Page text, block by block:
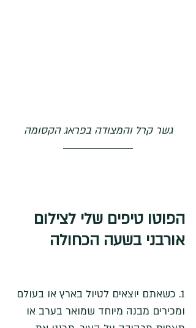
גשר קרל והמצודה בפראג הקסומה
הפוטו טיפים שלי לצילום
אורבני בשעה הכחולה
1. כשאתם יוצאים לטיול בארץ או בעולם
ומכירים מבנה מיוחד שמואר בערב או